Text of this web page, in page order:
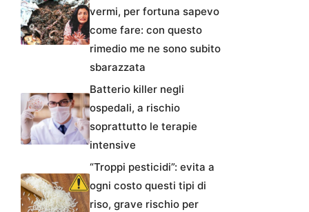
vermi, per fortuna sapevo
come fare: con questo
rimedio me ne sono subito
sbarazzata
Batterio killer negli
ospedali, a rischio
soprattutto le terapie
intensive
“Troppi pesticidi”: evita a
ogni costo questi tipi di
riso, grave rischio per